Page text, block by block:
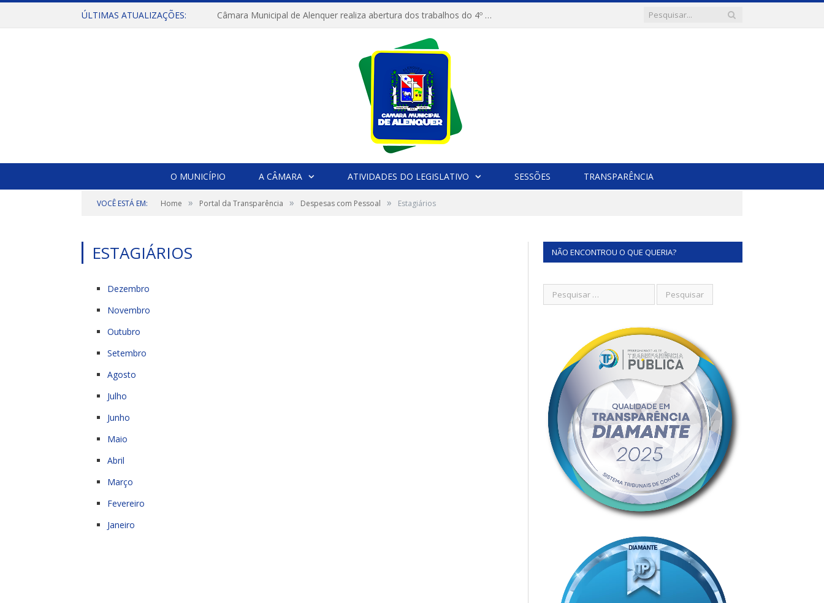
ÚLTIMAS ATUALIZAÇÕES: Câmara Municipal de Alenquer realiza abertura dos trabalhos do 4º Período Legislativo
O MUNICÍPIO A CÂMARA ATIVIDADES DO LEGISLATIVO SESSÕES TRANSPARÊNCIA
VOCÊ ESTÁ EM: Home » Portal da Transparência » Despesas com Pessoal » Estagiários
ESTAGIÁRIOS
Dezembro
Novembro
Outubro
Setembro
Agosto
Julho
Junho
Maio
Abril
Março
Fevereiro
Janeiro
NÃO ENCONTROU O QUE QUERIA?